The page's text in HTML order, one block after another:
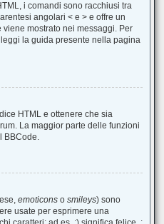
i comandi sono racchiusi tra
angolari < e > e offre un
mostrato nei messaggi. Per
la guida presente nella pagina
HTML e ottenere che sia
La maggior parte delle funzioni
BBCode.
emoticons o smileys) sono
usate per esprimere una